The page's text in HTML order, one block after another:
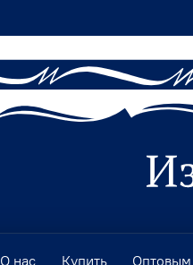
О нас Купить